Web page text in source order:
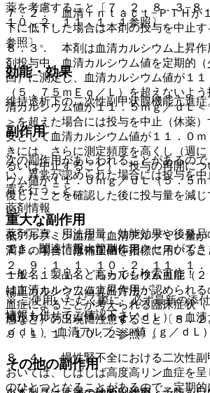
薬を考慮すること〔７．２、８．３−８
１０．２、１１．１．１参照〕。
８．３． 本剤は血清カルシウム上昇作
剤投与中、血清カルシウム値を定期的（
回）に測定し、血清カルシウム値が１１
（５．７５ｍＥｑ／Ｌ）を超えないよ
清カルシウム値が１１．５ｍｇ／ｄＬ＜
＞を超えた場合には投与を中止（休薬
安として血清カルシウム値が１１．０ｍ
きには、さらに測定頻度を高くし（週
るいは中止すること）、投与の再開に
ウム値が１１．０ｍｇ／ｄＬ（５．５
復したことを確認した後に投与量を減
い。
低アルブミン血症（血清アルブミン量
満）の場合には補正値を指標に用いるこ
２、９．１．１、１０．２、１１．１．
補正カルシウム値算出方法：
補正カルシウム値（ｍｇ／ｄＬ）＝血清
／ｄＬ）−血清アルブミン値（ｇ／ｄＬ
８．４． 慢性腎不全における二次性副
おいては、しばしば高度高リン血症を
のひとつとなることがあるので、定期
７．２． 血清ｉｎｔａｃｔ−ＰＴＨが
下に低下した場合は本剤の投与を中止す
参照〕。
効能・効果
維持透析下の二次性副甲状腺機能亢進症
副作用
次の副作用があらわれることがあるの
い、異常が認められた場合には投与を
置を行うこと。
重大な副作用
１１．１． 重大な副作用
１１．１．１． 高カルシウム血症（２
は血清カルシウム上昇作用が認められ
血症によることが考えられる臨床症状
感など）の出現に注意すること〔８．２
９．１．１、１０．２参照〕。
その他の副作用
薬剤情報
薬剤写真、用法用量、効能効果や後発
でき、関連情報へ簡単にアクセスができ
一般名、製品名どちらでも検索可能！
※ ご使用いただく際に、必ず最新の添
情報も併せてご確認下さい。